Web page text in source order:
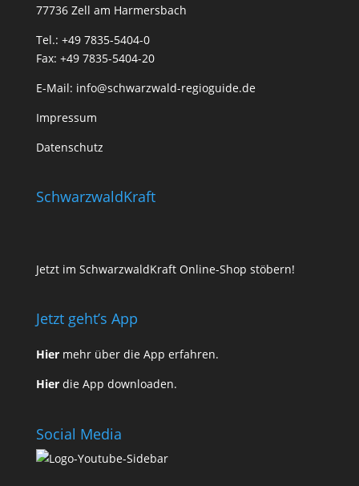
77736 Zell am Harmersbach
Tel.: +49 7835-5404-0
Fax: +49 7835-5404-20
E-Mail: info@schwarzwald-regioguide.de
Impressum
Datenschutz
SchwarzwaldKraft
Jetzt im SchwarzwaldKraft Online-Shop stöbern!
Jetzt geht’s App
Hiermehr über die App erfahren.
Hierdie App downloaden.
Social Media